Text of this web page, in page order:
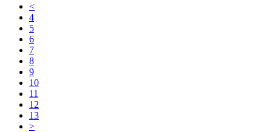
<
4
5
6
7
8
9
10
11
12
13
>